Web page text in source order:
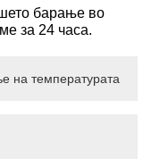
барање во
за 24 часа.